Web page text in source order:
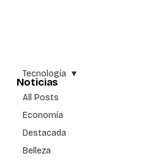
All Posts
Economía
Destacada
Belleza
Tecnología
Noticias